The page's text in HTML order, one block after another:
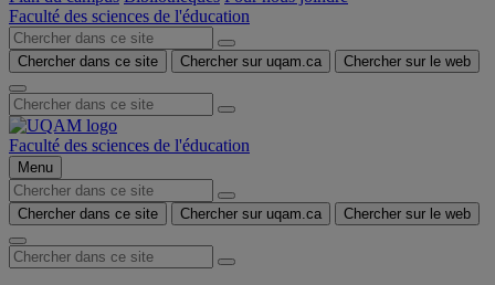
Faculté des sciences de l'éducation
Chercher dans ce site Chercher sur uqam.ca Chercher sur le web
Faculté des sciences de l'éducation
Menu
Chercher dans ce site Chercher sur uqam.ca Chercher sur le web